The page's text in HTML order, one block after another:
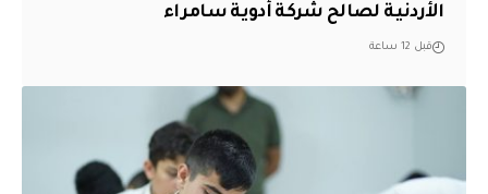
الأردنية لصالح شركة أدوية سامراء
قبل 12 ساعة